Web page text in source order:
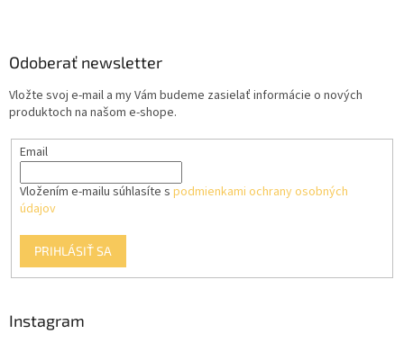
Odoberať newsletter
Vložte svoj e-mail a my Vám budeme zasielať informácie o nových
produktoch na našom e-shope.
Email
Vložením e-mailu súhlasíte s podmienkami ochrany osobných
údajov
PRIHLÁSIŤ SA
Instagram